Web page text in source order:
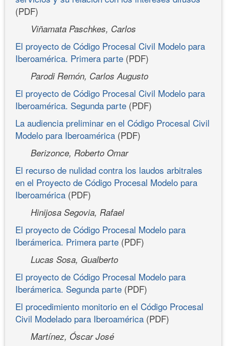
(PDF)
Viñamata Paschkes, Carlos
El proyecto de Código Procesal Civil Modelo para
Iberoamérica. Primera parte (PDF)
Parodi Remón, Carlos Augusto
El proyecto de Código Procesal Civil Modelo para
Iberoamérica. Segunda parte (PDF)
La audiencia preliminar en el Código Procesal Civil
Modelo para Iberoamérica (PDF)
Berizonce, Roberto Omar
El recurso de nulidad contra los laudos arbitrales
en el Proyecto de Código Procesal Modelo para
Iberoamérica (PDF)
Hinijosa Segovia, Rafael
El proyecto de Código Procesal Modelo para
Iberámerica. Primera parte (PDF)
Lucas Sosa, Gualberto
El proyecto de Código Procesal Modelo para
Iberámerica. Segunda parte (PDF)
El procedimiento monitorio en el Código Procesal
Civil Modelado para Iberoamérica (PDF)
Martínez, Óscar José